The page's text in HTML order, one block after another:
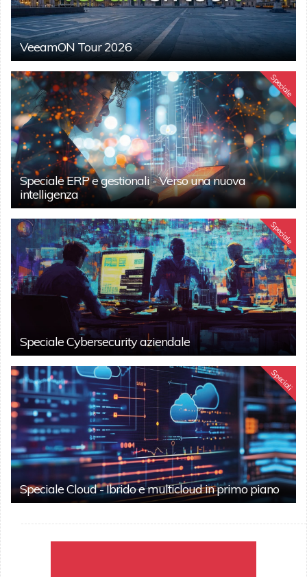
VeeamON Tour 2026
Speciale
Speciale ERP e gestionali - Verso una nuova
intelligenza
Speciale
Speciale Cybersecurity aziendale
Speciali
Speciale Cloud - Ibrido e multicloud in primo piano